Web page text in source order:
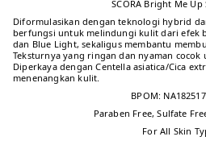
SCORA Bright Me Up
Diformulasikan dengan teknologi hybrid
berfungsi untuk melindungi kulit dari efek
dan Blue Light, sekaligus membantu
Teksturnya yang ringan dan nyaman
Diperkaya dengan Centella asiatica/Cica
menenangkan kulit.
BPOM:
Paraben Free, Sulfate
For All Skin